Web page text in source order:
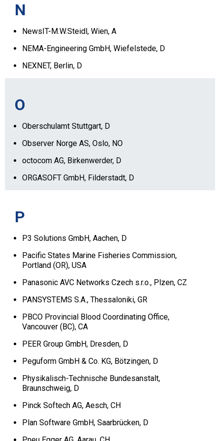
N
NewsIT-M.W.Steidl, Wien, A
NEMA-Engineering GmbH, Wiefelstede, D
NEXNET, Berlin, D
O
Oberschulamt Stuttgart, D
Observer Norge AS, Oslo, NO
octocom AG, Birkenwerder, D
ORGASOFT GmbH, Filderstadt, D
P
P3 Solutions GmbH, Aachen, D
Pacific States Marine Fisheries Commission,
Portland (OR), USA
Panasonic AVC Networks Czech s.r.o., Plzen, CZ
PANSYSTEMS S.A., Thessaloniki, GR
PBCO Provincial Blood Coordinating Office,
Vancouver (BC), CA
PEER Group GmbH, Dresden, D
Peguform GmbH & Co. KG, Bötzingen, D
Physikalisch-Technische Bundesanstalt,
Braunschweig, D
Pinck Softech AG, Aesch, CH
Plan Software GmbH, Saarbrücken, D